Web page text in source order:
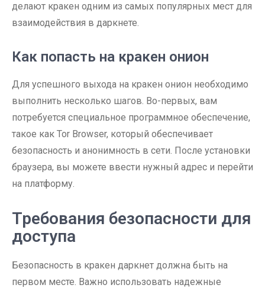
делают кракен одним из самых популярных мест для
взаимодействия в даркнете.
Как попасть на кракен онион
Для успешного выхода на кракен онион необходимо
выполнить несколько шагов. Во-первых, вам
потребуется специальное программное обеспечение,
такое как Tor Browser, который обеспечивает
безопасность и анонимность в сети. После установки
браузера, вы можете ввести нужный адрес и перейти
на платформу.
Требования безопасности для
доступа
Безопасность в кракен даркнет должна быть на
первом месте. Важно использовать надежные